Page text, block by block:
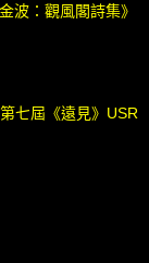
波：觀風閣詩集》
七屆《遠見》USR